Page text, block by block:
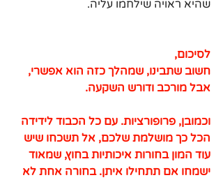
שהיא ראויה שילחמו עליה.
לסיכום,
חשוב שתבינו, שמהלך כזה הוא אפשרי,
אבל מורכב ודורש השקעה.
וכמובן, פרופורציות. עם כל הכבוד לידידה
הכל כך מושלמת שלכם, אל תשכחו שיש
עוד המון בחורות איכותיות בחוץ, שמאוד
ישמחו אם תתחילו איתן. בחורה אחת לא